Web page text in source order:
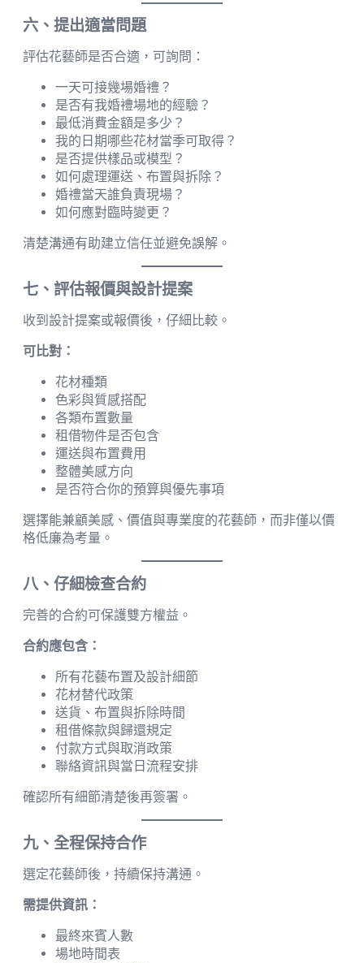
六、提出適當問題
評估花藝師是否合適，可詢問：
一天可接幾場婚禮？
是否有我婚禮場地的經驗？
最低消費金額是多少？
我的日期哪些花材當季可取得？
是否提供樣品或模型？
如何處理運送、布置與拆除？
婚禮當天誰負責現場？
如何應對臨時變更？
清楚溝通有助建立信任並避免誤解。
七、評估報價與設計提案
收到設計提案或報價後，仔細比較。
可比對：
花材種類
色彩與質感搭配
各類布置數量
租借物件是否包含
運送與布置費用
整體美感方向
是否符合你的預算與優先事項
選擇能兼顧美感、價值與專業度的花藝師，而非僅以價
格低廉為考量。
八、仔細檢查合約
完善的合約可保護雙方權益。
合約應包含：
所有花藝布置及設計細節
花材替代政策
送貨、布置與拆除時間
租借條款與歸還規定
付款方式與取消政策
聯絡資訊與當日流程安排
確認所有細節清楚後再簽署。
九、全程保持合作
選定花藝師後，持續保持溝通。
需提供資訊：
最終來賓人數
場地時間表